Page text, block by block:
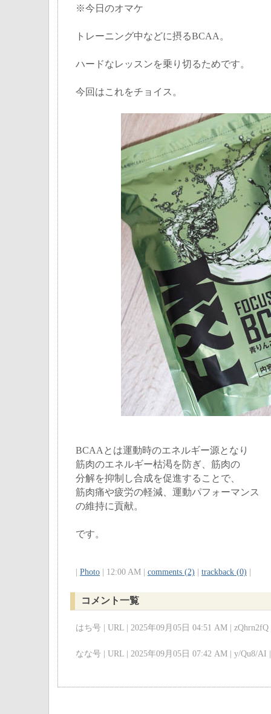
※今日のオマケ
トレーニング中などに摂るBCAA。
ハードなレッスンを乗り切るためです。
今回はこれをチョイス。
BCAAとは運動時のエネルギー源となり
筋肉のエネルギー枯渇を防ぎ、筋肉の
分解を抑制し合成を促進することで、
筋肉痛や疲労の軽減、運動パフォーマンス
の維持に貢献。
です。
Photo | 12:00 AM | comments (2) trackback (0)
コメント一覧
はち号 | URL | 2025年09月05日 04:51 AM | zQhrn2fQ
なな号 | URL | 2025年09月05日 07:42 AM | y/Qu8/AI |